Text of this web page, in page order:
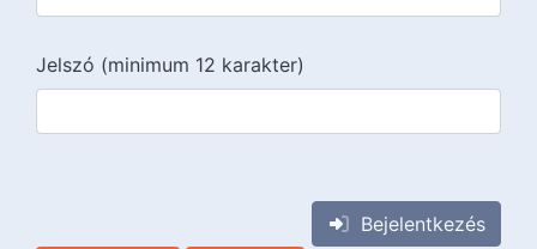
Jelszó (minimum 12 karakter)
Bejelentkezés